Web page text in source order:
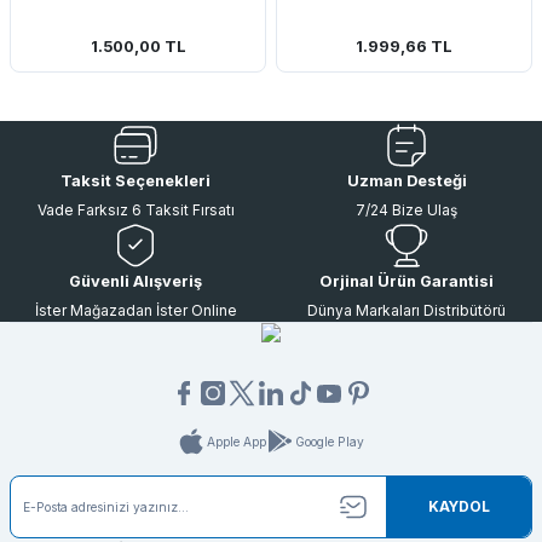
1.500,00 TL 1.999,66 TL
Taksit Seçenekleri
Vade Farksız 6 Taksit Fırsatı
Uzman Desteği
7/24 Bize Ulaş
Güvenli Alışveriş
İster Mağazadan İster Online
Orjinal Ürün Garantisi
Dünya Markaları Distribütörü
Apple App Google Play
KAYDOL
& Buluntu Kesesi & Kılıflar